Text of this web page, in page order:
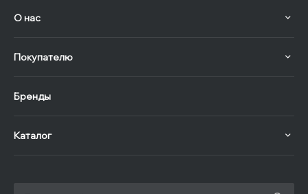
О нас
Покупателю
Бренды
Каталог